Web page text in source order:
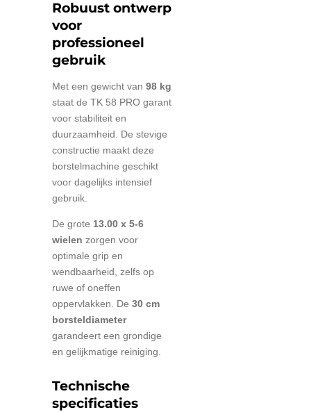
Robuust ontwerp
voor
professioneel
gebruik
Met een gewicht van 98 kg
staat de TK 58 PRO garant
voor stabiliteit en
duurzaamheid. De stevige
constructie maakt deze
borstelmachine geschikt
voor dagelijks intensief
gebruik.
De grote 13.00 x 5-6
wielen zorgen voor
optimale grip en
wendbaarheid, zelfs op
ruwe of oneffen
oppervlakken. De 30 cm
borsteldiameter
garandeert een grondige
en gelijkmatige reiniging.
Technische
specificaties